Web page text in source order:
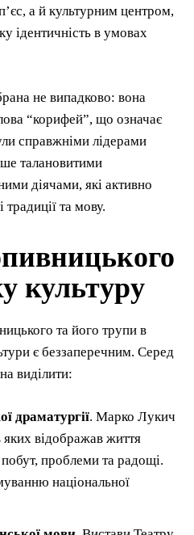
а й культурним центром,
ідентичність в умовах
не випадково: вона
“корифей”, що означає
справжніми лідерами
талановитими
діячами, які активно
та мову.
культуру
та його трупи в
є беззаперечним. Серед
виділити:
драматургії. Марко Лукич
відображав життя
проблеми та радощі.
національної